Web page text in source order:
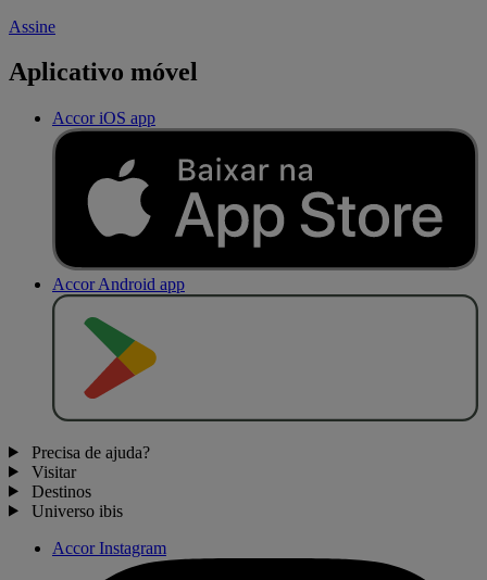
Assine
Aplicativo móvel
Accor iOS app
Accor Android app
Precisa de ajuda?
Visitar
Destinos
Universo ibis
Accor Instagram